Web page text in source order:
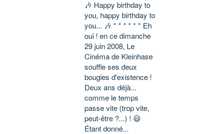
🎶 Happy birthday to
you, happy birthday to
you... 🎶 * * * * * * Eh
oui ! en ce dimanche
29 juin 2008, Le
Cinéma de Kleinhase
souffle ses deux
bougies d'existence !
Deux ans déjà...
comme le temps
passe vite (trop vite,
peut-être ?...) ! 😃
Étant donné...